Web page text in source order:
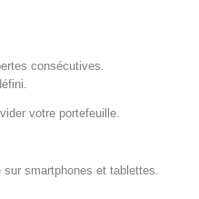
consécutives.
votre portefeuille.
smartphones et tablettes.